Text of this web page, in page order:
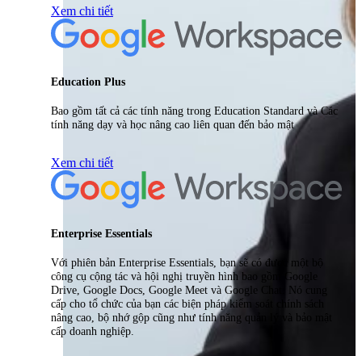
Xem chi tiết
Education Plus
Bao gồm tất cả các tính năng trong Education Standard và Các
tính năng dạy và học nâng cao liên quan đến bảo mật
Xem chi tiết
Enterprise Essentials
Với phiên bản Enterprise Essentials, bạn sẽ có được một bộ
công cụ cộng tác và hội nghị truyền hình bao gồm Google
Drive, Google Docs, Google Meet và Google Chat. Nó cung
cấp cho tổ chức của bạn các biện pháp kiểm soát chính sách
nâng cao, bộ nhớ gộp cũng như tính năng quản lý và bảo mật
cấp doanh nghiệp.